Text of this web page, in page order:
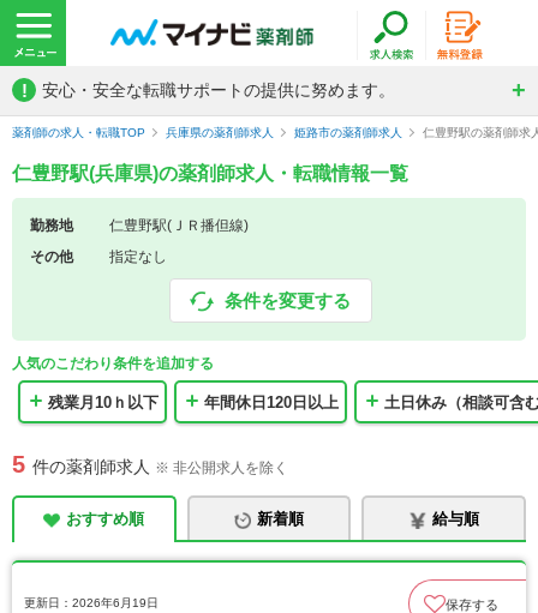
! 安心・安全な転職サポートの提供に努めます。
薬剤師の求人・転職TOP 兵庫県の薬剤師求人 姫路市の薬剤師求人 仁豊野駅の薬剤師求
仁豊野駅(兵庫県)の薬剤師求人・転職情報一覧
勤務地
仁豊野駅(ＪＲ播但線)
その他
指定なし
条件を変更する
人気のこだわり条件を追加する
残業月10ｈ以下 年間休日120日以上 土日休み（相談可含
5 件の薬剤師求人 ※ 非公開求人を除く
おすすめ順 新着順 給与順
更新日：2026年6月19日 保存する